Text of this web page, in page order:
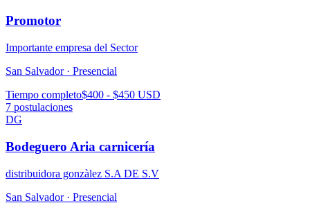
Promotor
Importante empresa del Sector
San Salvador · Presencial
Tiempo completo$400 - $450 USD
7 postulaciones
DG
Bodeguero Aria carnicería
distribuidora gonzàlez S.A DE S.V
San Salvador · Presencial